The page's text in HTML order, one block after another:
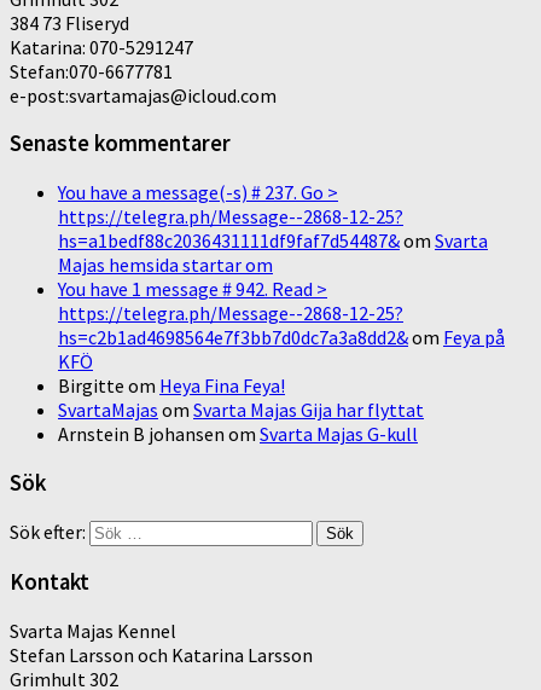
384 73 Fliseryd
Katarina: 070-5291247
Stefan:070-6677781
e-post:svartamajas@icloud.com
Senaste kommentarer
You have a message(-s) # 237. Go >
https://telegra.ph/Message--2868-12-25?
hs=a1bedf88c2036431111df9faf7d54487&om Svarta
Majas hemsida startar om
You have 1 message # 942. Read >
https://telegra.ph/Message--2868-12-25?
hs=c2b1ad4698564e7f3bb7d0dc7a3a8dd2&om Feya på
KFÖ
Birgitte om Heya Fina Feya!
SvartaMajas om Svarta Majas Gija har flyttat
Arnstein B johansen om Svarta Majas G-kull
Sök
Sök efter:
Kontakt
Svarta Majas Kennel
Stefan Larsson och Katarina Larsson
Grimhult 302